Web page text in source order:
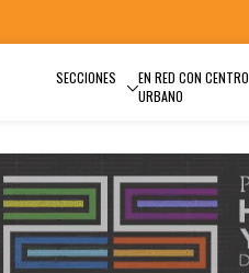
SECCIONES
EN RED CON CENTRO
URBANO